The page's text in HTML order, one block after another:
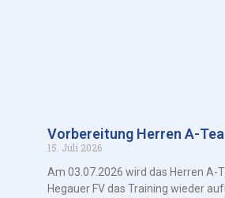
Vorbereitung Herren A-
15. Juli 2026
Am 03.07.2026 wird das Herren A-
Hegauer FV das Training wieder